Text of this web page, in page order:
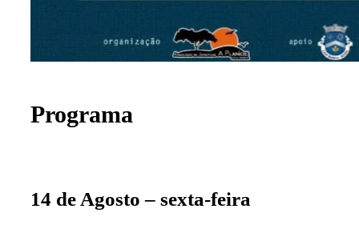
Programa
14 de Agosto – sexta-feira